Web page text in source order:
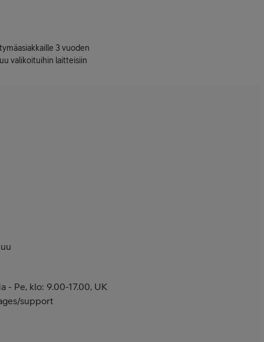
3 vuoden
valikoituihin laitteisiin
- Pe, klo: 9.00-17.00, UK
support